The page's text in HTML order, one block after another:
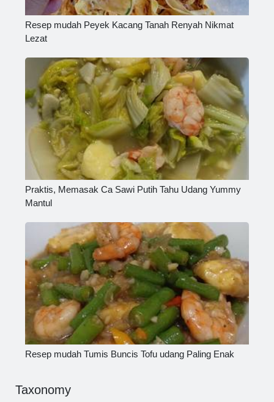
Resep mudah Peyek Kacang Tanah Renyah Nikmat
Lezat
Praktis, Memasak Ca Sawi Putih Tahu Udang Yummy
Mantul
Resep mudah Tumis Buncis Tofu udang Paling Enak
Taxonomy